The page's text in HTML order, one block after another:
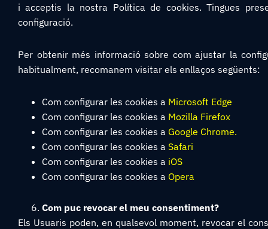
i acceptis la nostra Política de cookies. Tingues
configuració.
Per obtenir més informació sobre com ajustar la
habitualment, recomanem visitar els enllaços següents:
Com configurar les cookies a Microsoft Edge
Com configurar les cookies a Mozilla Firefox
Com configurar les cookies a Google Chrome.
Com configurar les cookies a Safari
Com configurar les cookies a iOS
Com configurar les cookies a Opera
Com puc revocar el meu consentiment?
Els Usuaris poden, en qualsevol moment, revocar el